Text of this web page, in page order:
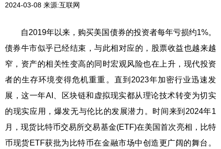
2024-03-08 来源:互联网
自2019年以来，购买美国债券的投资者每年亏损约1%。
债券牛市似乎已经结束，与此相对应的，股票收益也越来越
窄，资产的相关性变高的同时宏观风险也在上升，现代投资
者的生存环境变得危机重重。直到2023年加密行业迅速发
展，这一年AI、区块链和虚拟现实都从理论技术转变为切实
的现实应用，爆发无与伦比的发展潜力。时间来到2024年1
月，现货比特币交易所交易基金(ETF)在美国首次亮相，比特
币现货ETF获批为比特币在金融市场中创造更广阔的舞台。